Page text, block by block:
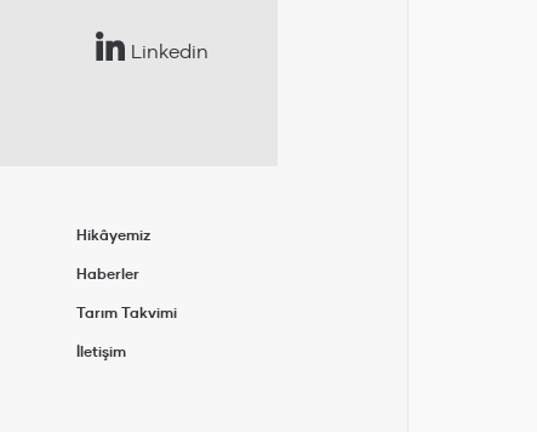
Linkedin
Hikâyemiz
Haberler
Tarım Takvimi
İletişim